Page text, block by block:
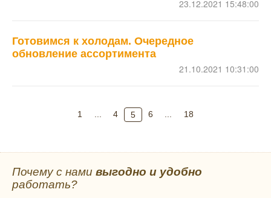
23.12.2021 15:48:00
Готовимся к холодам. Очередное
обновление ассортимента
21.10.2021 10:31:00
1 4 5 6 18
Почему с нами выгодно и удобно
работать?